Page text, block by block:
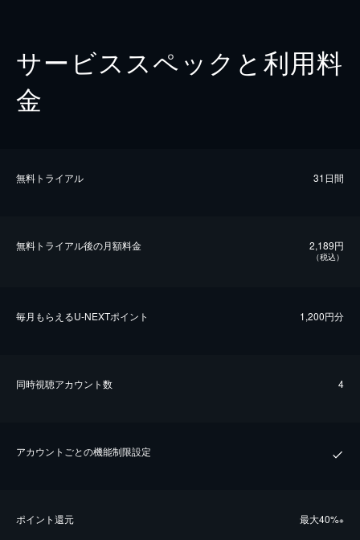
サービススペックと利用料
金
無料トライアル 31日間
無料トライアル後の⽉額料金 2,189円
（税込）
毎⽉もらえるU-NEXTポイント 1,200円分
同時視聴アカウント数 4
アカウントごとの機能制限設定
ポイント還元 最⼤40%※